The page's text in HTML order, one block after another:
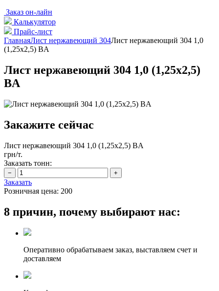
Заказ он-лайн
Калькулятор
Прайс-лист
ГлавнаяЛист нержавеющий 304Лист нержавеющий 304 1,0
(1,25х2,5) BA
Лист нержавеющий 304 1,0 (1,25х2,5)
BA
Закажите сейчас
Лист нержавеющий 304 1,0 (1,25х2,5) BA
грн/т.
Заказать тонн:
Заказать
Розничная цена: 200
8 причин, почему выбирают нас:
Оперативно обрабатываем заказ, выставляем счет и
доставляем